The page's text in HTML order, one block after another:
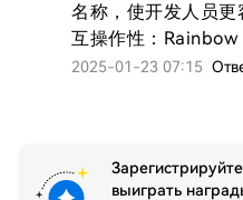
名称，使开发人员更
互操作性：
2025-01-23 07:15
выиграть